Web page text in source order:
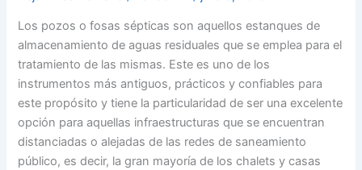
Los pozos o fosas sépticas son aquellos estanques de
almacenamiento de aguas residuales que se emplea para el
tratamiento de las mismas. Este es uno de los
instrumentos más antiguos, prácticos y confiables para
este propósito y tiene la particularidad de ser una excelente
opción para aquellas infraestructuras que se encuentran
distanciadas o alejadas de las redes de saneamiento
público, es decir, la gran mayoría de los chalets y casas